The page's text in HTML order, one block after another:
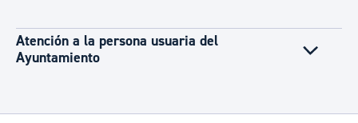
Atención a la persona usuaria del
Ayuntamiento